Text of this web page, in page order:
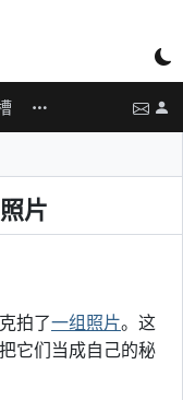
片
拍了一组照片。这
它们当成自己的秘